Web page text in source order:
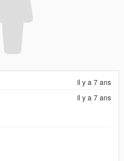
il y a 7 ans
il y a 7 ans